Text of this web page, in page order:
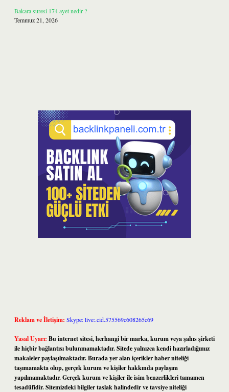
Bakara suresi 174 ayet nedir ?
Temmuz 21, 2026
Reklam ve İletişim: Skype: live:.cid.575569c608265c69
Yasal Uyarı: Bu internet sitesi, herhangi bir marka, kurum veya şahıs şirketi
ile hiçbir bağlantısı bulunmamaktadır. Sitede yalnızca kendi hazırladığımız
makaleler paylaşılmaktadır. Burada yer alan içerikler haber niteliği
taşımamakta olup, gerçek kurum ve kişiler hakkında paylaşım
yapılmamaktadır. Gerçek kurum ve kişiler ile isim benzerlikleri tamamen
tesadüfidir. Sitemizdeki bilgiler taslak halindedir ve tavsiye niteliği